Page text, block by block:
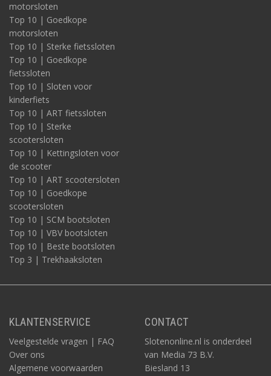
motorsloten
Top 10 | Goedkope
motorsloten
Top 10 | Sterke fietssloten
Top 10 | Goedkope
fietssloten
Top 10 | Sloten voor
kinderfiets
Top 10 | ART fietssloten
Top 10 | Sterke
scootersloten
Top 10 | Kettingsloten voor
de scooter
Top 10 | ART scootersloten
Top 10 | Goedkope
scootersloten
Top 10 | SCM bootsloten
Top 10 | VBV bootsloten
Top 10 | Beste bootsloten
Top 3 | Trekhaaksloten
KLANTENSERVICE
Veelgestelde vragen | FAQ
Over ons
Algemene voorwaarden
CONTACT
Slotenonline.nl is onderdeel
van Media 73 B.V.
Biesland 13